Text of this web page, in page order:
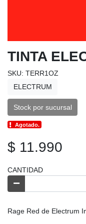
TINTA
SKU: TERR1OZ
ELECTRUM
Stock por sucursal
Agotado.
$ 11.990
CANTIDAD
Rage Red de Electrum